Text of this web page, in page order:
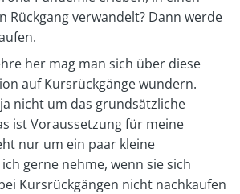
Rückgang verwandelt? Dann werde
her mag man sich über diese
auf Kursrückgänge wundern.
nicht um das grundsätzliche
ist Voraussetzung für meine
nur um ein paar kleine
gerne nehme, wenn sie sich
Kursrückgängen nicht nachkaufen